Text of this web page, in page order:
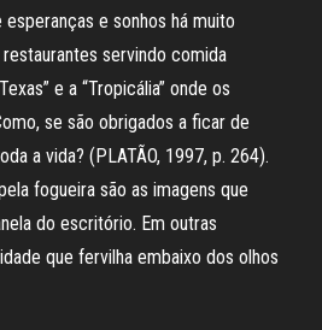
e sonhos há muito
servindo comida
e a “Tropicália” onde os
se são obrigados a ficar de
a vida? (PLATÃO, 1997, p. 264).
fogueira são as imagens que
do escritório. Em outras
que fervilha embaixo dos olhos